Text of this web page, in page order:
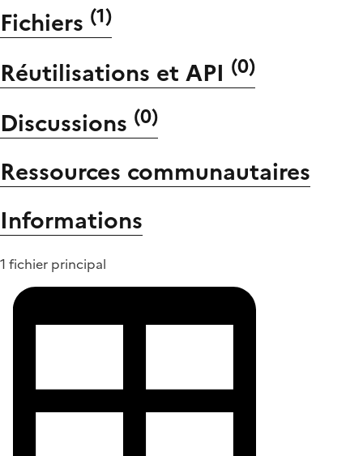
Fichiers (1)
Réutilisations et API (0)
Discussions (0)
Ressources communautaires
Informations
1 fichier principal